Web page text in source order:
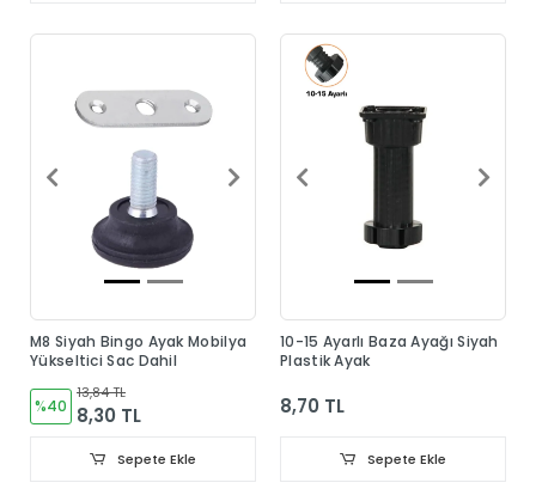
M8 Siyah Bingo Ayak Mobilya
Yükseltici Sac Dahil
%40
13,84 TL
8,30 TL
Sepete Ekle
10-15 Ayarlı Baza Ayağı Siyah
Plastik Ayak
8,70 TL
Sepete Ekle